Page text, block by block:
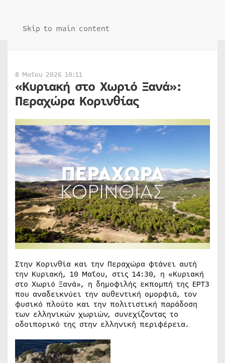
Skip to main content
8 Μαΐου 2026 10:11
«Κυριακή στο Χωριό Ξανά»:
Περαχώρα Κορινθίας
Στην Κορινθία και την Περαχώρα φτάνει αυτή
την Κυριακή, 10 Μαΐου, στις 14:30, η «Κυριακή
στο Χωριό Ξανά», η δημοφιλής εκπομπή της ΕΡΤ3
που αναδεικνύει την αυθεντική ομορφιά, τον
φυσικό πλούτο και την πολιτιστική παράδοση
των ελληνικών χωριών, συνεχίζοντας το
οδοιπορικό της στην ελληνική περιφέρεια.